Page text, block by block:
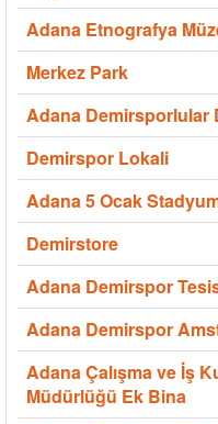
Adana Etnografya
Merkez Park
Adana Demirsporlular
Demirspor Lokali
Adana 5 Ocak
Demirstore
Adana Demirspor
Adana Demirspor
Adana Çalışma ve İş
Müdürlüğü Ek Bina